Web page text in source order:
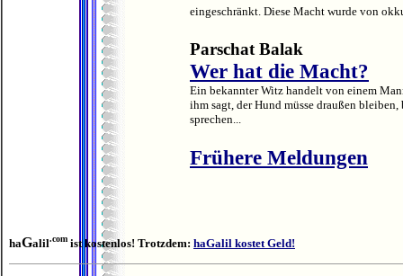
eingeschränkt. Diese Macht wurde von
Parschat Balak
Wer hat die Macht?
Ein bekannter Witz handelt von einem
ihm sagt, der Hund müsse draußen
sprechen...
Frühere Meldungen
haGalil.com ist kostenlos! Trotzdem: haGalil kostet Geld!